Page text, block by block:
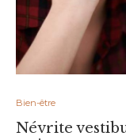
Bien-être
Névrite